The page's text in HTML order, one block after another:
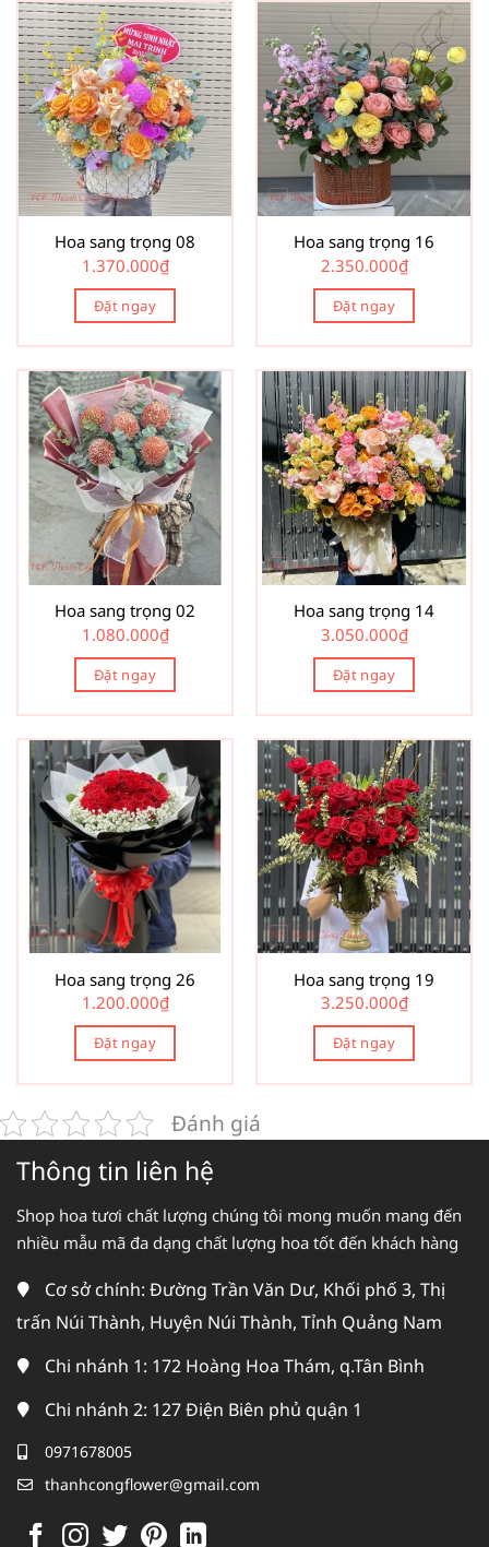
Hoa sang trọng 08
1.370.000₫
Đặt ngay
Hoa sang trọng 16
2.350.000₫
Đặt ngay
Hoa sang trọng 02
1.080.000₫
Đặt ngay
Hoa sang trọng 14
3.050.000₫
Đặt ngay
Hoa sang trọng 26
1.200.000₫
Đặt ngay
Hoa sang trọng 19
3.250.000₫
Đặt ngay
Đánh giá
Thông tin liên hệ
Shop hoa tươi chất lượng chúng tôi mong muốn mang đến
nhiều mẫu mã đa dạng chất lượng hoa tốt đến khách hàng
Cơ sở chính: Đường Trần Văn Dư, Khối phố 3, Thị
trấn Núi Thành, Huyện Núi Thành, Tỉnh Quảng Nam
Chi nhánh 1: 172 Hoàng Hoa Thám, q.Tân Bình
Chi nhánh 2: 127 Điện Biên phủ quận 1
0971678005
thanhcongflower@gmail.com